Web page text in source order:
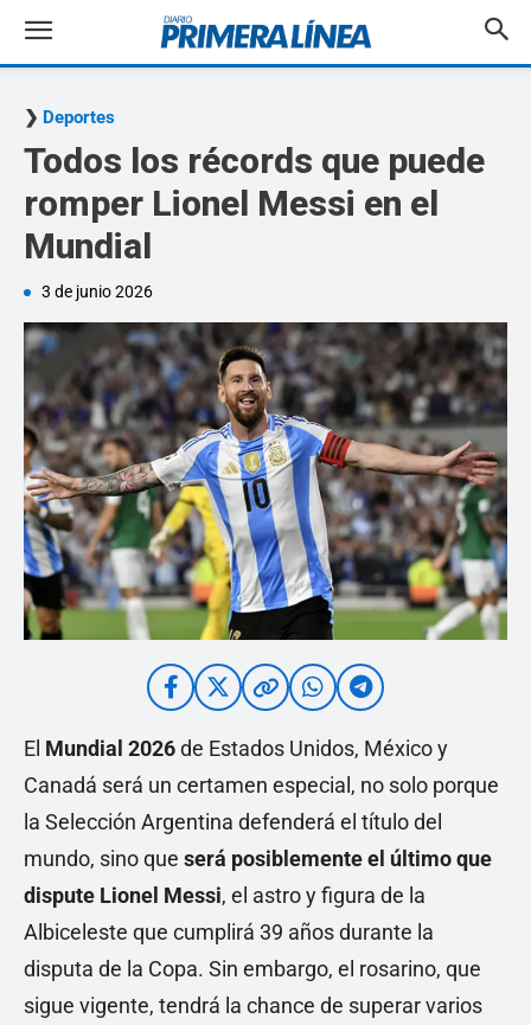
Deportes
Todos los récords que puede
romper Lionel Messi en el
Mundial
3 de junio 2026
El Mundial 2026de Estados Unidos, México y
Canadá será un certamen especial, no solo porque
la Selección Argentina defenderá el título del
mundo, sino que será posiblemente el último que
dispute Lionel Messi, el astro y figura de la
Albiceleste que cumplirá 39 años durante la
disputa de la Copa. Sin embargo, el rosarino, que
sigue vigente, tendrá la chance de superar varios